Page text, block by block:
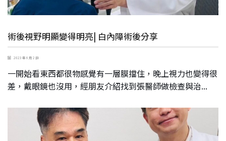
術後視野明顯變得明亮| 白內障術後分享
2023 年 6 月 2 日
一開始看東西都很物感覺有一層膜擋住，晚上視力也變得很
差，戴眼鏡也沒用，經朋友介紹找到張醫師做檢查與治...